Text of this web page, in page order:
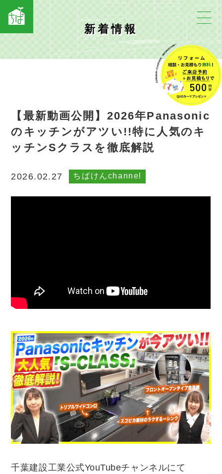
新着情報
【最新動画公開】2026年Panasonic
のキッチンがアツい!!特に人気のキ
ッチンSクラスを徹底解説
2026.02.27 ちばけんchannel
千葉建設工業公式YouTubeチャンネルにて